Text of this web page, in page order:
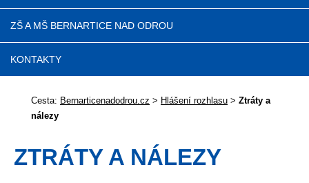
ZŠ A MŠ BERNARTICE NAD ODROU
KONTAKTY
Cesta: Bernarticenadodrou.cz > Hlášení rozhlasu > Ztráty a
nálezy
ZTRÁTY A NÁLEZY